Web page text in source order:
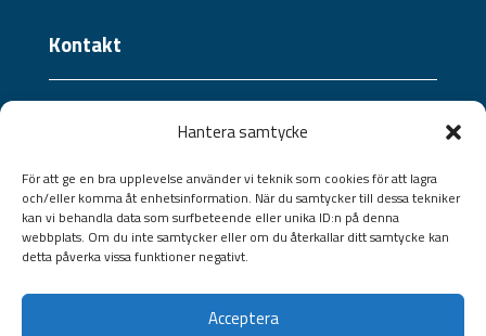
Hantera samtycke
För att ge en bra upplevelse använder vi teknik som cookies för att lagra
och/eller komma åt enhetsinformation. När du samtycker till dessa tekniker
kan vi behandla data som surfbeteende eller unika ID:n på denna
webbplats. Om du inte samtycker eller om du återkallar ditt samtycke kan
detta påverka vissa funktioner negativt.
Acceptera
Kontakt
Jourtelefon:
070 - 241 57 09 /073 - 824 36 40
Jourtelefon portar:
070-528 13 27
Epost: